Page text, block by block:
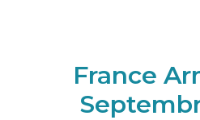
France